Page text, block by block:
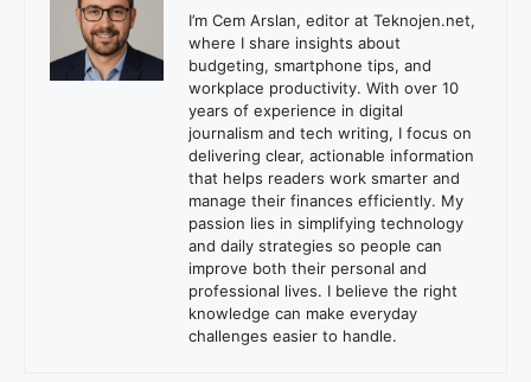
I’m Cem Arslan, editor at Teknojen.net,
where I share insights about
budgeting, smartphone tips, and
workplace productivity. With over 10
years of experience in digital
journalism and tech writing, I focus on
delivering clear, actionable information
that helps readers work smarter and
manage their finances efficiently. My
passion lies in simplifying technology
and daily strategies so people can
improve both their personal and
professional lives. I believe the right
knowledge can make everyday
challenges easier to handle.